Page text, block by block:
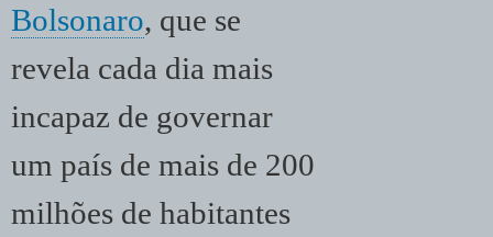
Bolsonaro, que se
revela cada dia mais
incapaz de governar
um país de mais de 200
milhões de habitantes